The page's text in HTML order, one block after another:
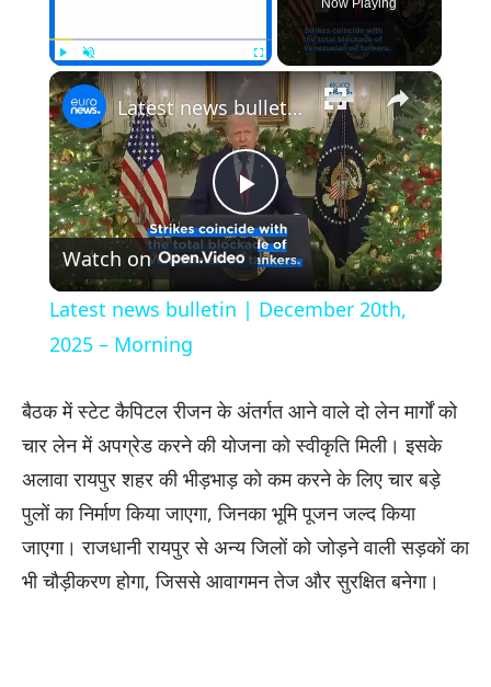
Play Unmute Fullscreen
Now Playing
×
Play
Video
Latest news bulletin | December 20th, 2025 – Morning
Watch on
Latest news bulletin | December 20th,
2025 – Morning
बैठक में स्टेट कैपिटल रीजन के अंतर्गत आने वाले दो लेन मार्गों को
चार लेन में अपग्रेड करने की योजना को स्वीकृति मिली। इसके
अलावा रायपुर शहर की भीड़भाड़ को कम करने के लिए चार बड़े
पुलों का निर्माण किया जाएगा, जिनका भूमि पूजन जल्द किया
जाएगा। राजधानी रायपुर से अन्य जिलों को जोड़ने वाली सड़कों का
भी चौड़ीकरण होगा, जिससे आवागमन तेज और सुरक्षित बनेगा।